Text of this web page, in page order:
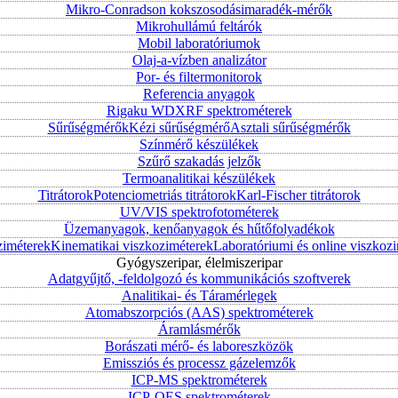
Mikro-Conradson kokszosodásimaradék-mérők
Mikrohullámú feltárók
Mobil laboratóriumok
Olaj-a-vízben analizátor
Por- és filtermonitorok
Referencia anyagok
Rigaku WDXRF spektrométerek
SűrűségmérőkKézi sűrűségmérőAsztali sűrűségmérők
Színmérő készülékek
Szűrő szakadás jelzők
Termoanalitikai készülékek
TitrátorokPotenciometriás titrátorokKarl-Fischer titrátorok
UV/VIS spektrofotométerek
Üzemanyagok, kenőanyagok és hűtőfolyadékok
Kinematikai viszkoziméterekLaboratóriumi és online
Gyógyszeripar, élelmiszeripar
Adatgyűjtő, -feldolgozó és kommunikációs szoftverek
Analitikai- és Táramérlegek
Atomabszorpciós (AAS) spektrométerek
Áramlásmérők
Borászati mérő- és laboreszközök
Emissziós és processz gázelemzők
ICP-MS spektrométerek